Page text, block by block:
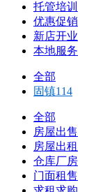
托管培训
优惠促销
新店开业
本地服务
全部
固镇114
全部
房屋出售
房屋出租
仓库厂房
门面租售